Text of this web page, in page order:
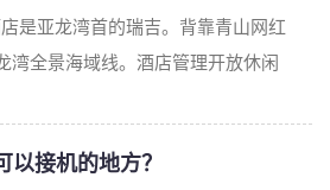
是亚龙湾首的瑞吉。背靠青山网红
湾全景海域线。酒店管理开放休闲
接机的地方？